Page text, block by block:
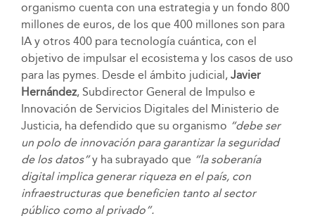
organismo cuenta con una estrategia y un fondo 800
millones de euros, de los que 400 millones son para
IA y otros 400 para tecnología cuántica, con el
objetivo de impulsar el ecosistema y los casos de uso
para las pymes. Desde el ámbito judicial, Javier
Hernández, Subdirector General de Impulso e
Innovación de Servicios Digitales del Ministerio de
Justicia, ha defendido que su organismo “debe ser
un polo de innovación para garantizar la seguridad
de los datos”y ha subrayado que “la soberanía
digital implica generar riqueza en el país, con
infraestructuras que beneficien tanto al sector
público como al privado”.